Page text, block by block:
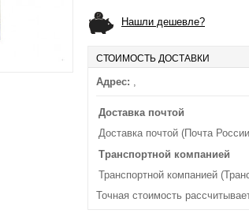
Нашли дешевле?
СТОИМОСТЬ ДОСТАВКИ
Адрес: ,
Доставка почтой
Доставка почтой (Почта
Транспортной компанией
Транспортной компанией
Точная стоимость